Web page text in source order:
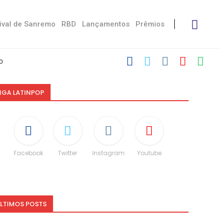
de Sanremo RBD Lançamentos Prêmios
LATINPOP
Facebook Twitter Instagram Youtube
POSTS